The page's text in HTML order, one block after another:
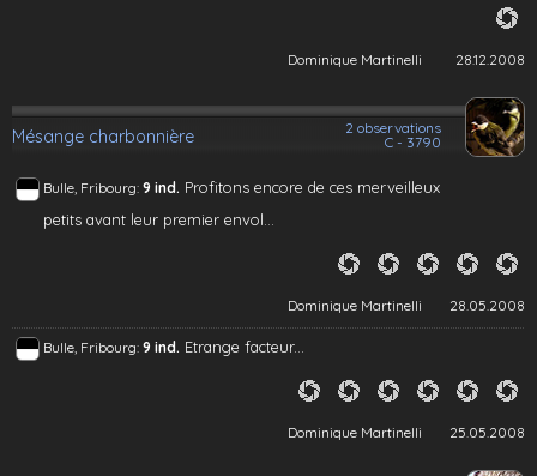
Dominique Martinelli 28.12.2008
Mésange charbonnière
2 observations
C - 3790
Bulle, Fribourg: 9 ind. Profitons encore de ces merveilleux
petits avant leur premier envol...
Dominique Martinelli 28.05.2008
Bulle, Fribourg: 9 ind. Etrange facteur...
Dominique Martinelli 25.05.2008